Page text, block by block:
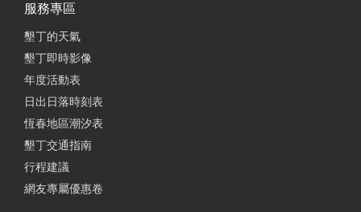
服務專區
墾丁的天氣
墾丁即時影像
年度活動表
日出日落時刻表
恆春地區潮汐表
墾丁交通指南
行程建議
網友專屬優惠卷